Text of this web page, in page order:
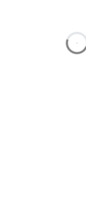
godzin